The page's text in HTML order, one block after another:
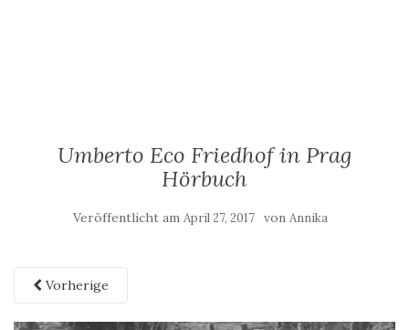
Umberto Eco Friedhof in Prag
Hörbuch
Veröffentlicht am April 27, 2017 von Annika
Vorherige